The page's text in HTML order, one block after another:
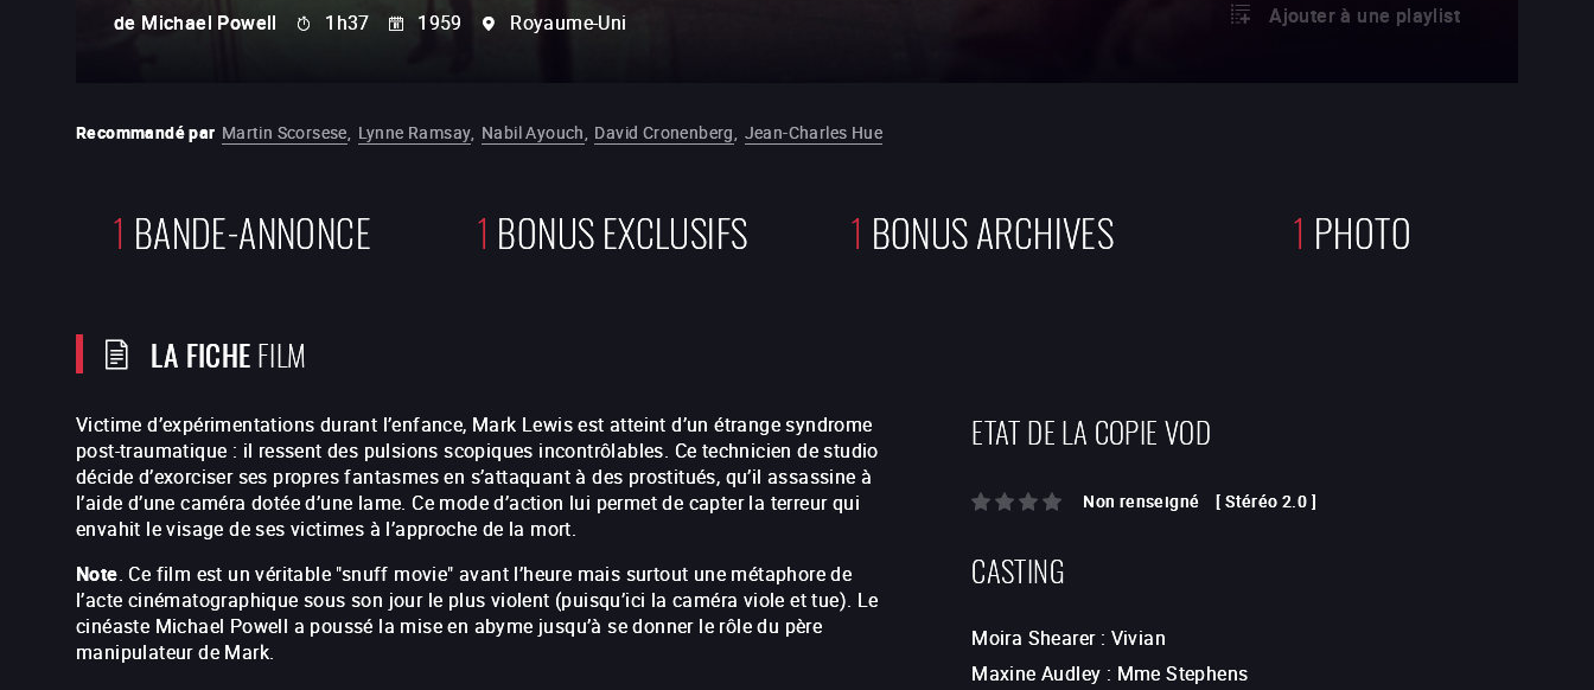
de Michael Powell 1h37 1959 Royaume-Uni Ajouter à une playlist
Recommandé par Martin Scorsese, Lynne Ramsay, Nabil Ayouch, David Cronenberg, Jean-Charles Hue
1 BANDE-ANNONCE 1 BONUS EXCLUSIFS 1 BONUS ARCHIVES 1 PHOTO
LA FICHEFILM
Victime d’expérimentations durant l’enfance, Mark Lewis est atteint d’un étrange syndrome
post-traumatique : il ressent des pulsions scopiques incontrôlables. Ce technicien de studio
décide d’exorciser ses propres fantasmes en s’attaquant à des prostitués, qu’il assassine à
l’aide d’une caméra dotée d’une lame. Ce mode d’action lui permet de capter la terreur qui
envahit le visage de ses victimes à l’approche de la mort.
Note. Ce film est un véritable "snuff movie" avant l’heure mais surtout une métaphore de
l’acte cinématographique sous son jour le plus violent (puisqu’ici la caméra viole et tue). Le
cinéaste Michael Powell a poussé la mise en abyme jusqu’à se donner le rôle du père
manipulateur de Mark.
ETAT DE LA COPIE VOD
Non renseigné [Stéréo 2.0 ]
CASTING
Moira Shearer: Vivian
Maxine Audley : Mme Stephens